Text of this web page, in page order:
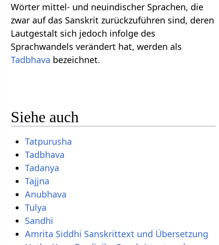
Wörter mittel- und neuindischer Sprachen, die
zwar auf das Sanskrit zurückzuführen sind, deren
Lautgestalt sich jedoch infolge des
Sprachwandels verändert hat, werden als
Tadbhava bezeichnet.
Siehe auch
Tatpurusha
Tadbhava
Tadanya
Tajjna
Anubhava
Tulya
Sandhi
Amrita Siddhi Sanskrittext und Übersetzung